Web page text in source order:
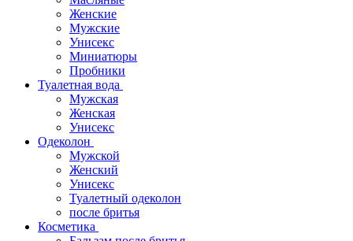
Женские
Мужские
Унисекс
Миниатюры
Пробники
Туалетная вода
Мужская
Женская
Унисекс
Одеколон
Мужской
Женский
Унисекс
Туалетный одеколон
после бритья
Косметика